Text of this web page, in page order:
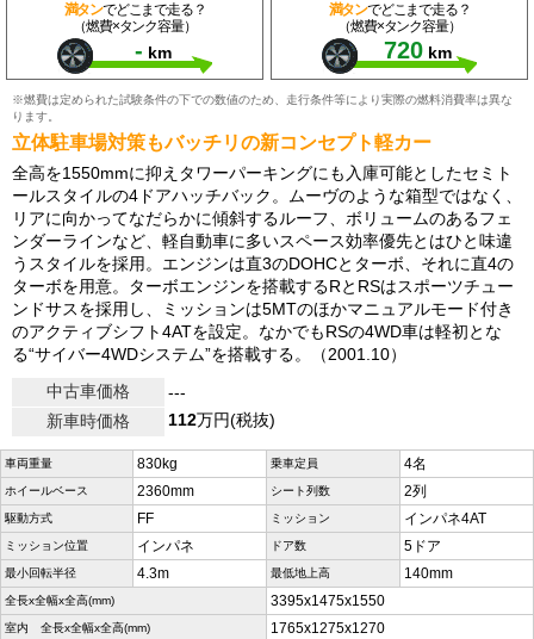
満タンでどこまで走る？
（燃費×タンク容量）
- km
満タンでどこまで走る？
（燃費×タンク容量）
720 km
※燃費は定められた試験条件の下での数値のため、走行条件等により実際の燃料消費率は異な
ります。
立体駐車場対策もバッチリの新コンセプト軽カー
全高を1550mmに抑えタワーパーキングにも入庫可能としたセミト
ールスタイルの4ドアハッチバック。ムーヴのような箱型ではなく、
リアに向かってなだらかに傾斜するルーフ、ボリュームのあるフェ
ンダーラインなど、軽自動車に多いスペース効率優先とはひと味違
うスタイルを採用。エンジンは直3のDOHCとターボ、それに直4の
ターボを用意。ターボエンジンを搭載するRとRSはスポーツチュー
ンドサスを採用し、ミッションは5MTのほかマニュアルモード付き
のアクティブシフト4ATを設定。なかでもRSの4WD車は軽初とな
る“サイバー4WDシステム”を搭載する。（2001.10）
中古車価格
---
新車時価格
112万円(税抜)
車両重量 830kg 乗車定員 4名
ホイールベース 2360mm シート列数 2列
駆動方式 FF ミッション インパネ4AT
ミッション位置 インパネ ドア数 5ドア
最小回転半径 4.3m 最低地上高 140mm
全長x全幅x全高(mm) 3395x1475x1550
室内 全長x全幅x全高(mm) 1765x1275x1270